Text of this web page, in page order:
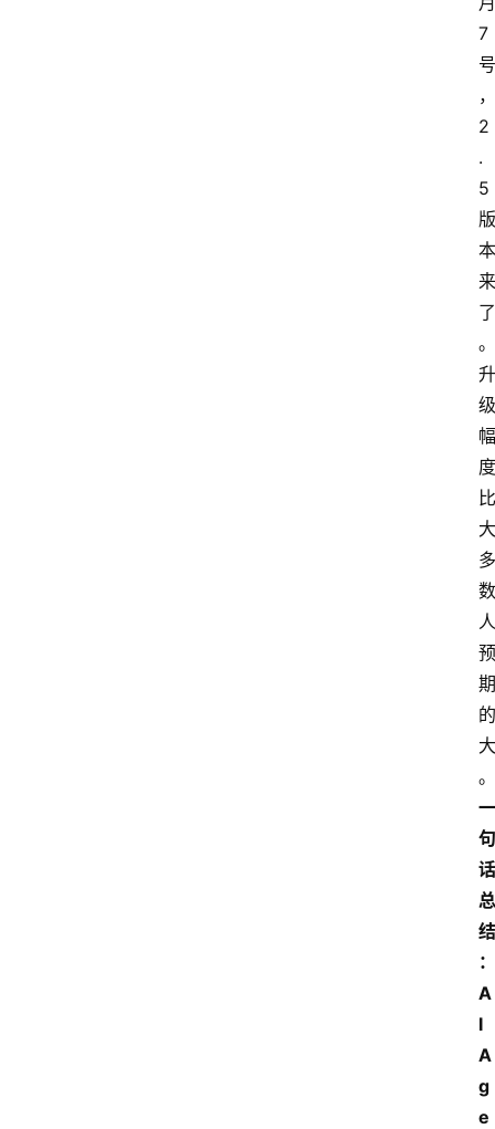
7
号
，
2
.
5
版
本
来
了
。
升
级
幅
度
比
大
多
数
人
预
期
的
大
。
一
句
话
总
结
：
A
I
A
g
e